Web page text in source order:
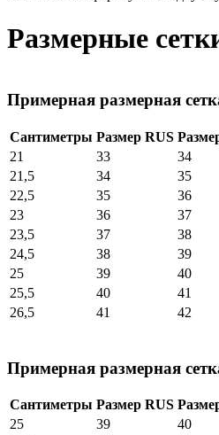
Размерные
Примерная размерная
Сантиметры Размер RUS
21
33
34
21,5
34
35
22,5
35
36
23
36
37
23,5
37
38
24,5
38
39
25
39
40
25,5
40
41
26,5
41 42
Примерная размерная
Сантиметры Размер RUS
25
39
40